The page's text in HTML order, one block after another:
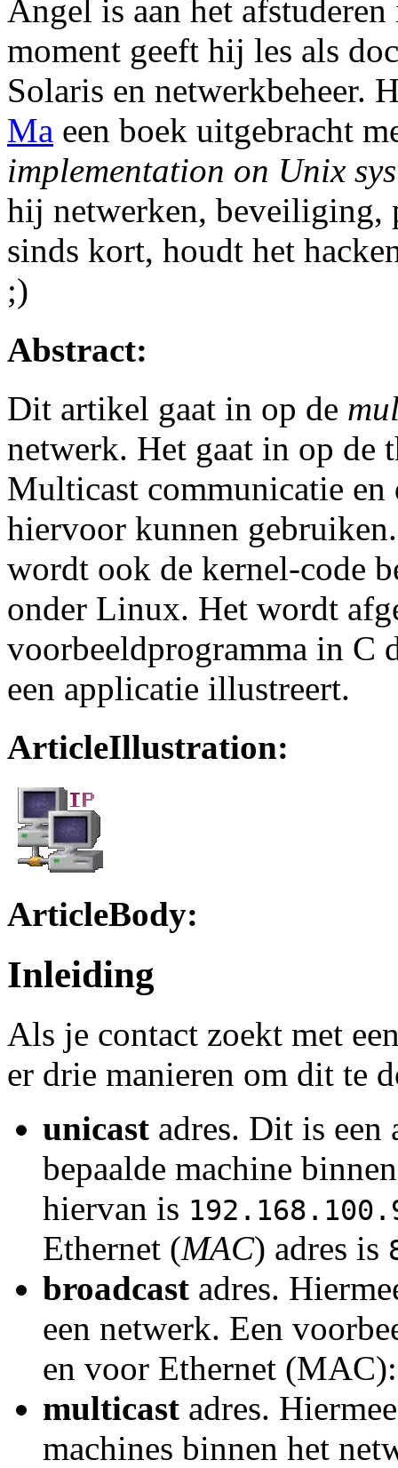
Angel is aan het
moment geeft hij les als
Solaris en netwerkbeheer.
Ma een boek uitgebracht
implementation on Unix
hij netwerken, beveiliging,
sinds kort, houdt het
;)
Abstract:
Dit artikel gaat in op de
netwerk. Het gaat in op de
Multicast communicatie
hiervoor kunnen
wordt ook de kernel-code
onder Linux. Het wordt
voorbeeldprogramma in C
een applicatie illustreert.
ArticleIllustration:
ArticleBody:
Inleiding
Als je contact zoekt met
er drie manieren om dit te
unicast adres. Dit is een
bepaalde machine
hiervan is
Ethernet (MAC) adres is
broadcast adres.
een netwerk. Een
en voor Ethernet
multicast adres.
machines binnen het